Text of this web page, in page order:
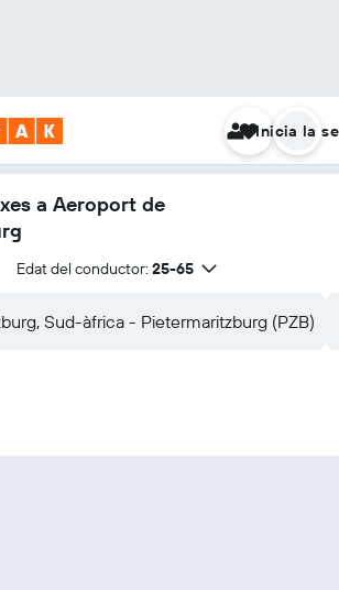
Inicia la
a Aeroport de
Edat del conductor: 25-65
Sud-àfrica - Pietermaritzburg (PZB)